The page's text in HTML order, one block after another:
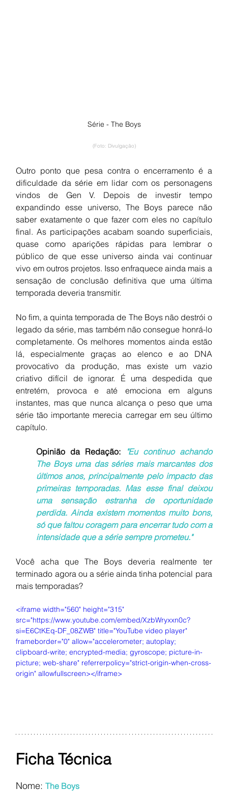
Série - The Boys
(Foto: Divulgação)
Outro ponto que pesa contra o encerramento é a
dificuldade da série em lidar com os personagens
vindos de Gen V. Depois de investir tempo
expandindo esse universo, The Boys parece não
saber exatamente o que fazer com eles no capítulo
final. As participações acabam soando superficiais,
quase como aparições rápidas para lembrar o
público de que esse universo ainda vai continuar
vivo em outros projetos. Isso enfraquece ainda mais a
sensação de conclusão definitiva que uma última
temporada deveria transmitir.
No fim, a quinta temporada de The Boys não destrói o
legado da série, mas também não consegue honrá-lo
completamente. Os melhores momentos ainda estão
lá, especialmente graças ao elenco e ao DNA
provocativo da produção, mas existe um vazio
criativo difícil de ignorar. É uma despedida que
entretém, provoca e até emociona em alguns
instantes, mas que nunca alcança o peso que uma
série tão importante merecia carregar em seu último
capítulo.
Opinião da Redação:
"Eu continuo achando
The Boys uma das séries mais marcantes dos
últimos anos, principalmente pelo impacto das
primeiras temporadas. Mas esse final deixou
uma sensação estranha de oportunidade
perdida. Ainda existem momentos muito bons,
só que faltou coragem para encerrar tudo com a
intensidade que a série sempre prometeu."
Você acha que The Boys deveria realmente ter
terminado agora ou a série ainda tinha potencial para
mais temporadas?
<iframe width="560" height="315"
src="https://www.youtube.com/embed/XzbWryxxn0c?
si=E6CtKEq-DF_08ZWB" title="YouTube video player"
frameborder="0" allow="accelerometer; autoplay;
clipboard-write; encrypted-media; gyroscope; picture-in-
picture; web-share" referrerpolicy="strict-origin-when-cross-
origin" allowfullscreen></iframe>
Ficha Técnica
Nome: The Boys